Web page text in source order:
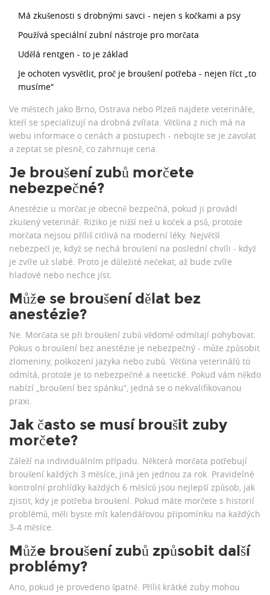
Má zkušenosti s drobnými savci - nejen s kočkami a psy
Používá speciální zubní nástroje pro morčata
Udělá rentgen - to je základ
Je ochoten vysvětlit, proč je broušení potřeba - nejen říct „to
musíme“
Ve městech jako Brno, Ostrava nebo Plzeň najdete veterináře,
kteří se specializují na drobná zvířata. Většina z nich má na
webu informace o cenách a postupech - nebojte se je zavolat
a zeptat se přesně, co zahrnuje cena.
Je broušení zubů morčete
nebezpečné?
Anestézie u morčat je obecně bezpečná, pokud ji provádí
zkušený veterinář. Riziko je nižší než u koček a psů, protože
morčata nejsou příliš citlivá na moderní léky. Největší
nebezpečí je, když se nechá broušení na poslední chvíli - když
je zvíře už slabé. Proto je důležité nečekat, až bude zvíře
hladové nebo nechce jíst.
Může se broušení dělat bez
anestézie?
Ne. Morčata se při broušení zubů vědomě odmítají pohybovat.
Pokus o broušení bez anestézie je nebezpečný - může způsobit
zlomeniny, poškození jazyka nebo zubů. Většina veterinářů to
odmítá, protože je to nebezpečné a neetické. Pokud vám někdo
nabízí „broušení bez spánku“, jedná se o nekvalifikovanou
praxi.
Jak často se musí broušit zuby
morčete?
Záleží na individuálním případu. Některá morčata potřebují
broušení každých 3 měsíce, jiná jen jednou za rok. Pravidelné
kontrolní prohlídky každých 6 měsíců jsou nejlepší způsob, jak
zjistit, kdy je potřeba broušení. Pokud máte morčete s historií
problémů, měli byste mít kalendářovou připomínku na každých
3-4 měsíce.
Může broušení zubů způsobit další
problémy?
Ano, pokud je provedeno špatně. Příliš krátké zuby mohou